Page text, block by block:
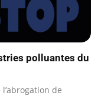
polluantes du
de